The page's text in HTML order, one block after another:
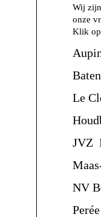
Wij
onze
Klik op
Le
JVZ
NV